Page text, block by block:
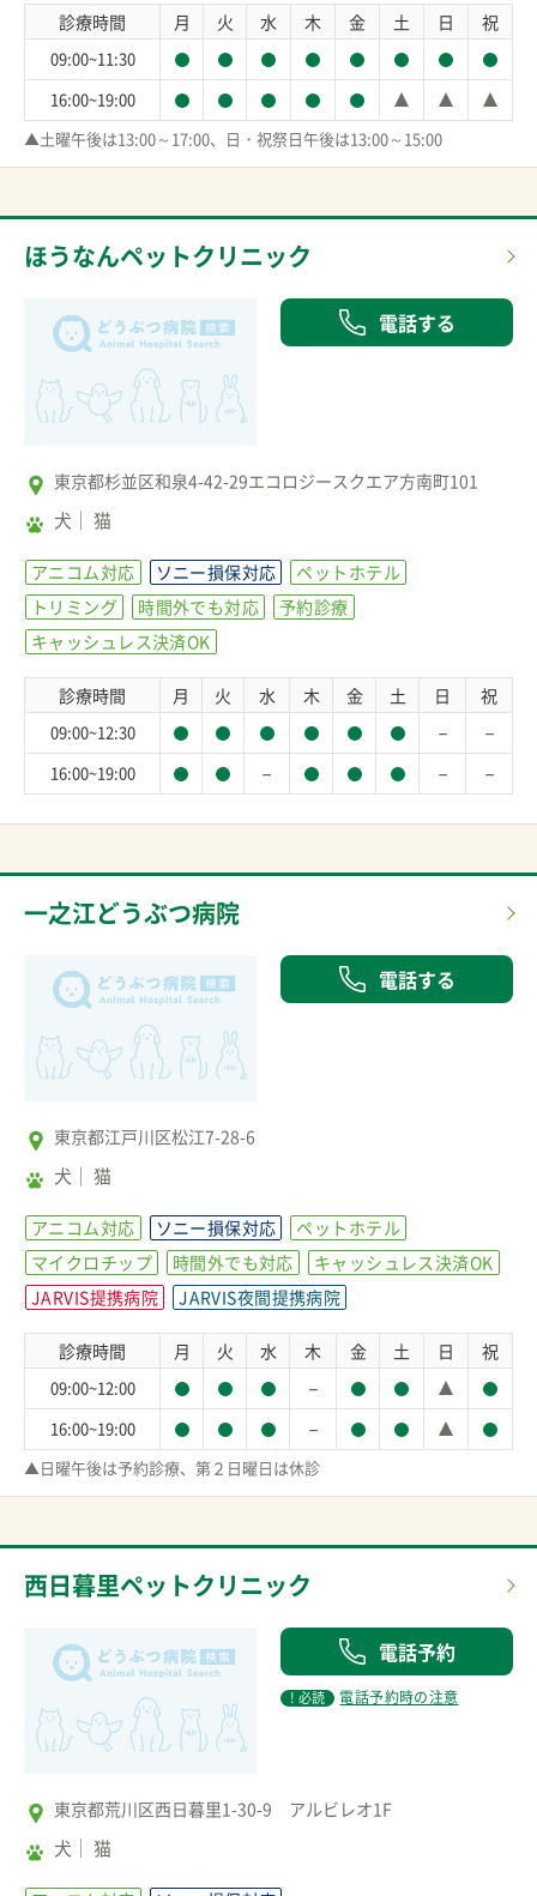
診療時間 月 火 水 木 金 土 日 祝
09:00~11:30
16:00~19:00
▲土曜午後は13:00～17:00、日・祝祭日午後は13:00～15:00
ほうなんペットクリニック
電話する
東京都杉並区和泉4-42-29エコロジースクエア方南町101
犬 猫
アニコム対応 ソニー損保対応
ペットホテル
トリミング
時間外でも対応
予約診療
キャッシュレス決済OK
診療時間 月 火 水 木 金 土 日 祝
09:00~12:30 － －
16:00~19:00 － － －
一之江どうぶつ病院
電話する
東京都江戸川区松江7-28-6
犬 猫
アニコム対応 ソニー損保対応
ペットホテル
マイクロチップ
時間外でも対応
キャッシュレス決済OK
JARVIS提携病院
JARVIS夜間提携病院
診療時間 月 火 水 木 金 土 日 祝
09:00~12:00 －
16:00~19:00 －
▲日曜午後は予約診療、第２日曜日は休診
西日暮里ペットクリニック
電話予約
! 必読 電話予約時の注意
東京都荒川区西日暮里1-30-9 アルビレオ1F
犬 猫